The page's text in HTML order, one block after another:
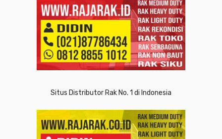
Situs Distributor Rak No. 1 di Indonesia